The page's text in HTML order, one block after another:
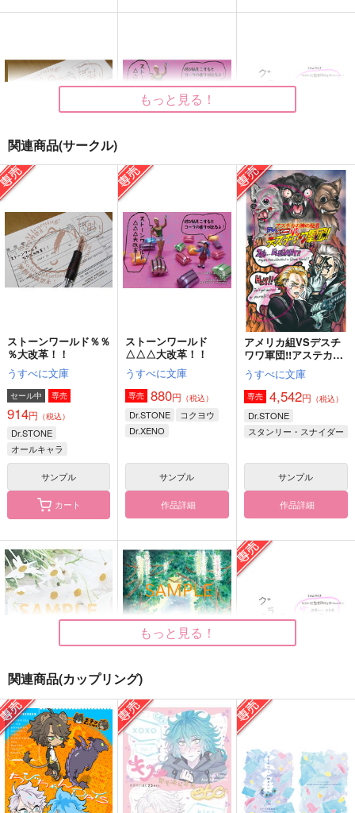
ストーンワールド％％
うすべに文庫
914円（税込）
オールキャラ
サンプル
ストーンワールド
うすべに文庫
880円（税込）
コクヨウ
サンプル
グラサン
うすべに文庫
315円（税込）
オールキャラ
サンプル
作品詳細
ストーンワールド○○○
大改革！！
うすべに文庫
787円（税込）
Dr.XENO
サンプル
作品詳細
うすべに文庫
472円（税込）
パイン×リーリウム
サンプル
作品詳細
ワワ軍団!!アステカの
神の使者前編
うすべに文庫
スタンリー・スナイダー
サンプル
作品詳細
もっと見る！
関連商品(サークル)
ストーンワールド％％
％大改革！！
うすべに文庫
セール中 専売
914円 （税込）
Dr.STONE
オールキャラ
スタンリー・スナイダー
Dr.XENOサンプル
カート
ストーンワールド
△△△大改革！！
うすべに文庫
専売 880円 （税込）
Dr.STONE
コクヨウ
Dr.XENO
サンプル
作品詳細
アメリカ組VSデスチ
ワワ軍団!!アステカの
神の使者前編
うすべに文庫
専売 4,542円 （税込）
Dr.STONE
スタンリー・スナイダー
サンプル
作品詳細
Interviewとあるカフ
ェにて
うすべに文庫
237円（税込）
ACCA13区監察課
パイン×リーリウム
水面に流るる花の葬送
うすべに文庫
472円（税込）
ACCA13区監察課
パイン×リーリウム
グラサン
専売 315円（税込）
ACCA13区監察課 オール
キャラ
もっと見る！
関連商品(カップリング)